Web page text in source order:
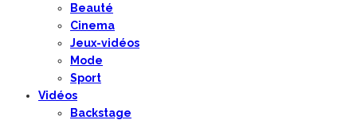
Beauté
Cinema
Jeux-vidéos
Mode
Sport
Vidéos
Backstage